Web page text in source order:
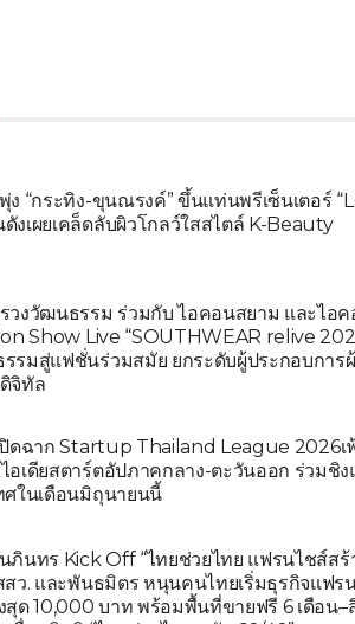
ง “กระทิง-ขุนณรงค์” ขึ้นแท่นพรีเซ็นเตอร์
งเผยเคล็ดลับผิวโกลว์ใสสไตล์ K-Beauty
วงวัฒนธรรม ร่วมกับ ไอคอนสยาม และไอ
Show Live “SOUTHWEAR relive
รมสู่แฟชั่นร่วมสมัย ยกระดับผู้ประกอบการ
จิทัล
ปิดฉาก Startup Thailand League 2026
อเดียสตาร์ตอัปภาคกลาง-ตะวันออก ร่วมชิ
ศในเดือนมิถุนายนนี้
ภินทร Kick Off “ไทยช่วยไทย แฟรนไชส์สร้
สว. และพันธมิตร หนุนคนไทยเริ่มธุรกิจแฟร
สุด 10,000 บาท พร้อมพื้นที่ขายฟรี 6 เดือน–